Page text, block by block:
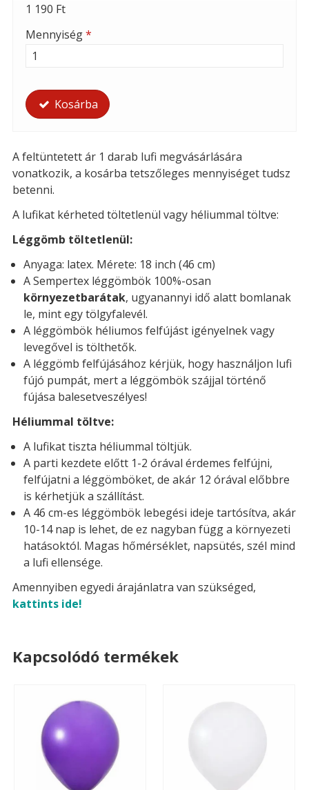
1 190 Ft
Mennyiség*
Kosárba
A feltüntetett ár 1 darab lufi megvásárlására
vonatkozik, a kosárba tetszőleges mennyiséget tudsz
betenni.
A lufikat kérheted töltetlenül vagy héliummal töltve:
Léggömb töltetlenül:
Anyaga: latex. Mérete: 18 inch (46 cm)
A Sempertex léggömbök 100%-osan
környezetbarátak, ugyanannyi idő alatt bomlanak
le, mint egy tölgyfalevél.
A léggömbök héliumos felfújást igényelnek vagy
levegővel is tölthetők.
A léggömb felfújásához kérjük, hogy használjon lufi
fújó pumpát, mert a léggömbök szájjal történő
fújása balesetveszélyes!
Héliummal töltve:
A lufikat tiszta héliummal töltjük.
A parti kezdete előtt 1-2 órával érdemes felfújni,
felfújatni a léggömböket, de akár 12 órával előbbre
is kérhetjük a szállítást.
A 46 cm-es léggömbök lebegési ideje tartósítva, akár
10-14 nap is lehet, de ez nagyban függ a környezeti
hatásoktól. Magas hőmérséklet, napsütés, szél mind
a lufi ellensége.
Amennyiben egyedi árajánlatra van szükséged,
kattints ide!
Kapcsolódó termékek